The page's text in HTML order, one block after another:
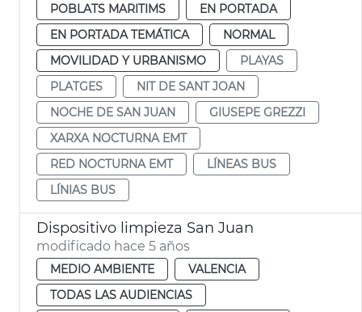
POBLATS MARITIMS
EN PORTADA
EN PORTADA TEMÁTICA
NORMAL
MOVILIDAD Y URBANISMO
PLAYAS
PLATGES
NIT DE SANT JOAN
NOCHE DE SAN JUAN
GIUSEPE GREZZI
XARXA NOCTURNA EMT
RED NOCTURNA EMT
LÍNEAS BUS
LÍNIAS BUS
Dispositivo limpieza San Juan
modificado hace 5 años
MEDIO AMBIENTE
VALENCIA
TODAS LAS AUDIENCIAS